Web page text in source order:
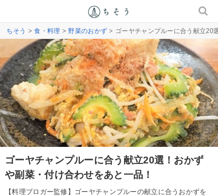
ちそう >食・料理 >野菜のおかず > ゴーヤチャンプルーに合う献立20
ゴーヤチャンプルーに合う献立20選！おかず
や副菜・付け合わせをあと一品！
【料理ブロガー監修】ゴーヤチャンプルーの献立に合うおかずを